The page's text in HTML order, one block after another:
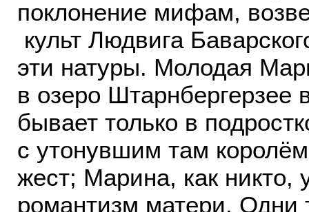
поклонение мифам,
культ Людвига
эти натуры. Молодая
в озеро Штарнбергерзее
бывает только в
с утонувшим там
жест; Марина, как никто,
романтизм матери. Одни